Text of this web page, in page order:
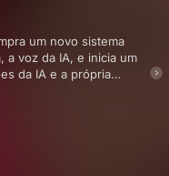
a voz da IA, e inicia um
da IA e a própria
sobre o amor e a